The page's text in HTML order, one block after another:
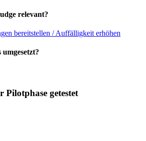
relevant?
bereitstellen / Auffälligkeit erhöhen
Pilotphase getestet